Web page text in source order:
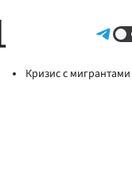
Кризис с